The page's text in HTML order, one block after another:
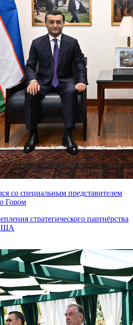
со специальным представителем
Гором
стратегического партнёрства